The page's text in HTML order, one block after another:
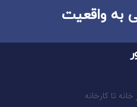
به واقعیت
تا کارخانه